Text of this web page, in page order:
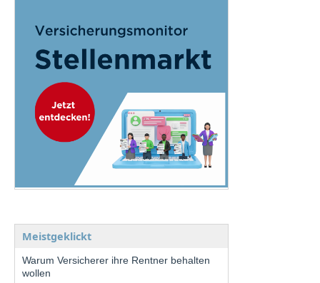
Meistgeklickt
Warum Versicherer ihre Rentner behalten
wollen